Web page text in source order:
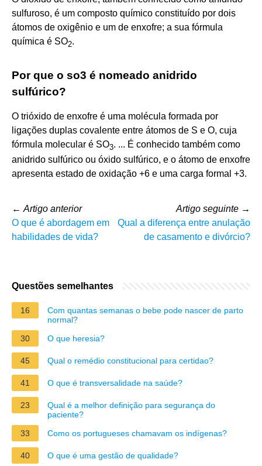
sulfuroso, é um composto químico constituído por dois
átomos de oxigênio e um de enxofre; a sua fórmula
química é SO2.
Por que o so3 é nomeado anidrido
sulfúrico?
O trióxido de enxofre é uma molécula formada por
ligações duplas covalente entre átomos de S e O, cuja
fórmula molecular é SO3. ... É conhecido também como
anidrido sulfúrico ou óxido sulfúrico, e o átomo de enxofre
apresenta estado de oxidação +6 e uma carga formal +3.
← Artigo anterior
O que é abordagem em
habilidades de vida?
Artigo seguinte →
Qual a diferença entre anulação
de casamento e divórcio?
Questões semelhantes
16
Com quantas semanas o bebe pode nascer de parto
normal?
30
O que heresia?
45 Qual o remédio constitucional para certidao?
41 O que é transversalidade na saúde?
23
Qual é a melhor definição para segurança do
paciente?
33
Como os portugueses chamavam os indígenas?
40 O que é uma gestão de qualidade?